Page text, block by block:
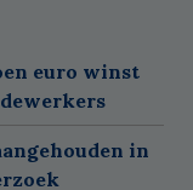
euro winst
in